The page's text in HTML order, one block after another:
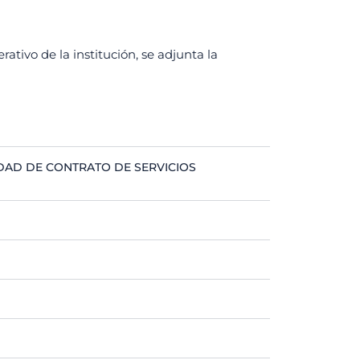
de la institución, se adjunta la
DE CONTRATO DE SERVICIOS